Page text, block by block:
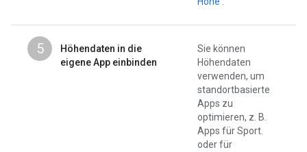
5
Höhendaten in die
eigene App einbinden
Sie können
Höhendaten
verwenden, um
standortbasierte
Apps zu
optimieren, z. B.
Apps für Sport.
oder für